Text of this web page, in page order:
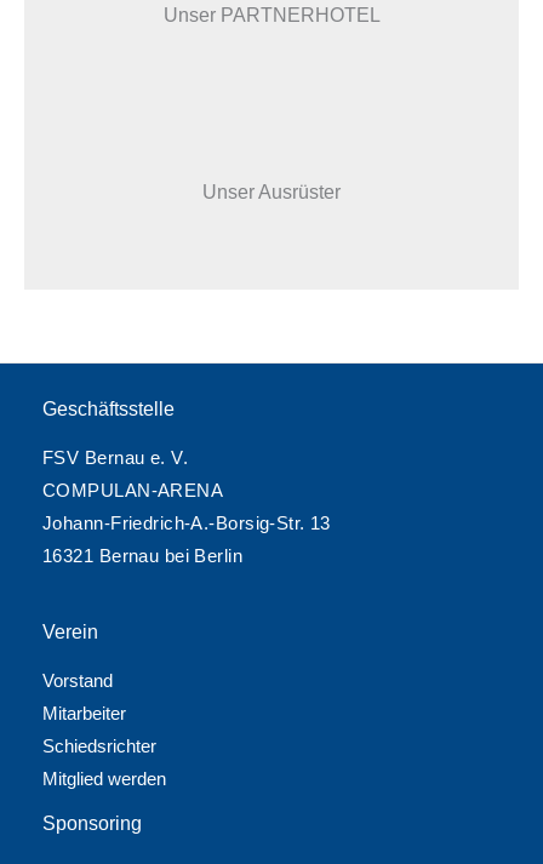
Unser PARTNERHOTEL
Unser Ausrüster
Geschäftsstelle
FSV Bernau e. V.
COMPULAN-ARENA
Johann-Friedrich-A.-Borsig-Str. 13
16321 Bernau bei Berlin
Verein
Vorstand
Mitarbeiter
Schiedsrichter
Mitglied werden
Sponsoring